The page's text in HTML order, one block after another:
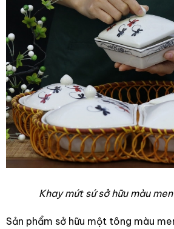
Khay mứt sứ sở hữu màu
Sản phẩm sở hữu một tông màu